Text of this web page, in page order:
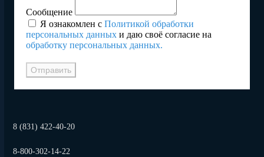
Сообщение
Я ознакомлен с Политикой обработки
персональных данных и даю своё согласие на
обработку персональных данных.
Отправить
8 (831) 422-40-20
8-800-302-14-22